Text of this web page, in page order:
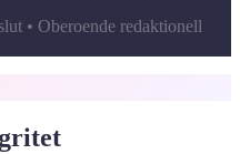
• Oberoende redaktionell